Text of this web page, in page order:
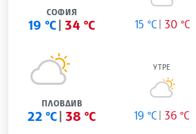
СОФИЯ
19 °C 34 °C 15 °C 30 °C
ПЛОВДИВ
22 °C 38 °C
УТРЕ
19 °C 36 °C